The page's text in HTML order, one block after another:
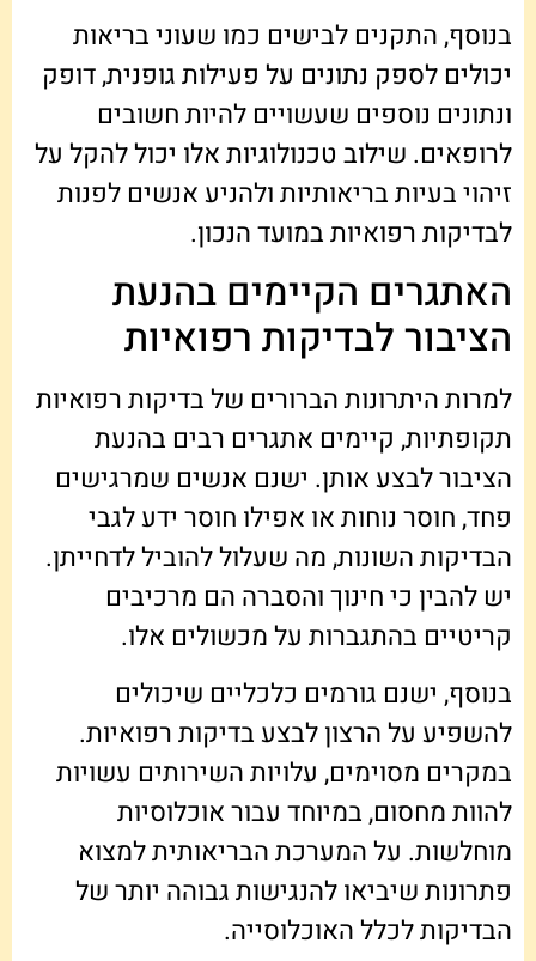
בנוסף, התקנים לבישים כמו שעוני בריאות
יכולים לספק נתונים על פעילות גופנית, דופק
ונתונים נוספים שעשויים להיות חשובים
לרופאים. שילוב טכנולוגיות אלו יכול להקל על
זיהוי בעיות בריאותיות ולהניע אנשים לפנות
לבדיקות רפואיות במועד הנכון.
האתגרים הקיימים בהנעת
הציבור לבדיקות רפואיות
למרות היתרונות הברורים של בדיקות רפואיות
תקופתיות, קיימים אתגרים רבים בהנעת
הציבור לבצע אותן. ישנם אנשים שמרגישים
פחד, חוסר נוחות או אפילו חוסר ידע לגבי
הבדיקות השונות, מה שעלול להוביל לדחייתן.
יש להבין כי חינוך והסברה הם מרכיבים
קריטיים בהתגברות על מכשולים אלו.
בנוסף, ישנם גורמים כלכליים שיכולים
להשפיע על הרצון לבצע בדיקות רפואיות.
במקרים מסוימים, עלויות השירותים עשויות
להוות מחסום, במיוחד עבור אוכלוסיות
מוחלשות. על המערכת הבריאותית למצוא
פתרונות שיביאו להנגישות גבוהה יותר של
הבדיקות לכלל האוכלוסייה.